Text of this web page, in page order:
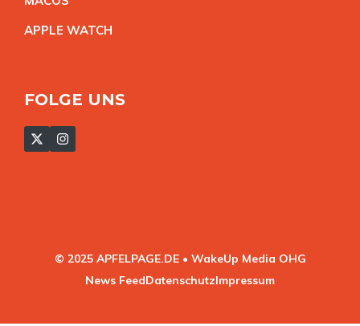
APPLE WATCH
FOLGE UNS
© 2025 APFELPAGE.DE • WakeUp Media OHG
News FeedDatenschutzImpressum